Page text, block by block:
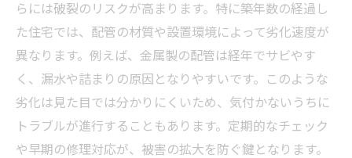
らには破裂のリスクが高まります。特に築年数の経過し
た住宅では、配管の材質や設置環境によって劣化速度が
異なります。例えば、金属製の配管は経年でサビやす
く、漏水や詰まりの原因となりやすいです。このような
劣化は見た目では分かりにくいため、気付かないうちに
トラブルが進行することもあります。定期的なチェック
や早期の修理対応が、被害の拡大を防ぐ鍵となります。